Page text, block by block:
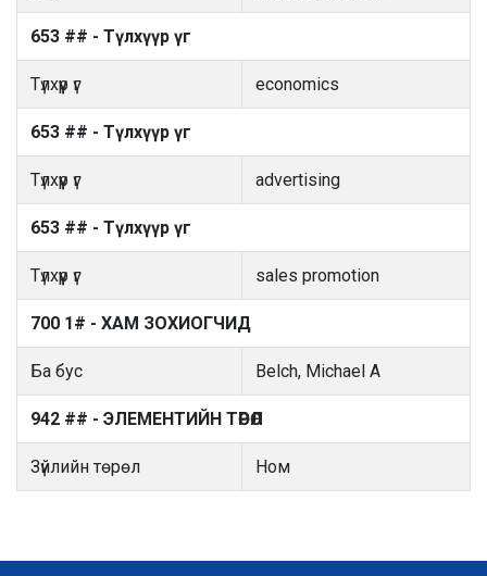
653 ## - Түлхүүр үг
Түлхүүр үг economics
653 ## - Түлхүүр үг
Түлхүүр үг advertising
653 ## - Түлхүүр үг
Түлхүүр үг sales promotion
700 1# - ХАМ ЗОХИОГЧИД
Ба бус Belch, Michael A
942 ## - ЭЛЕМЕНТИЙН ТӨРӨЛ
Зүйлийн төрөл Ном